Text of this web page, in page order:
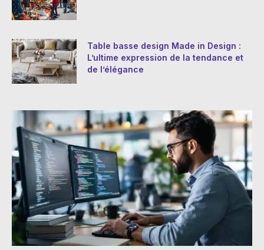
Table basse design Made in Design :
L’ultime expression de la tendance et
de l’élégance